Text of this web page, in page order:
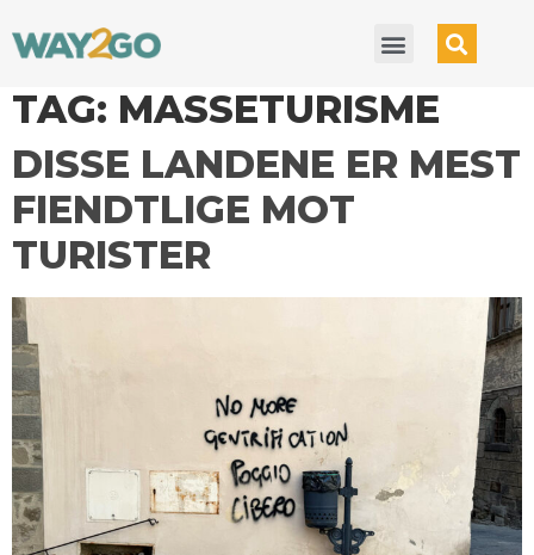
TAG: MASSETURISME
DISSE LANDENE ER MEST
FIENDTLIGE MOT
TURISTER